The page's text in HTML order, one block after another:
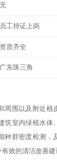
无
员工持证上岗
资质齐全
广东珠三角
周围以及附近植
筑室内绿植水体
种群密度检测，
效的清洁改善建